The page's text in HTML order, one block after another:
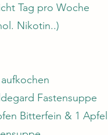
Tag pro Woche
Nikotin..)
Fastensuppe
Bitterfein & 1 Apfel